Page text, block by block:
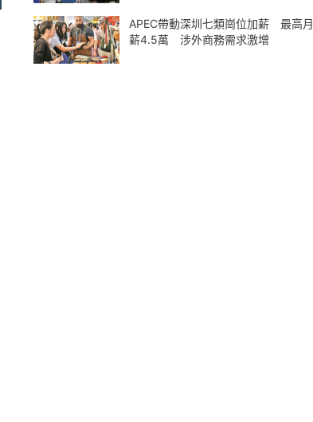
APEC帶動深圳七類崗位加薪 最高月
薪4.5萬 涉外商務需求激增